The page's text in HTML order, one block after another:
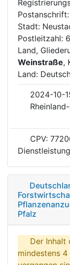
Stadt:
Postleitzahl:
Land,
Weinstraße,
Land:
2024-10-
CPV:
Pfalz
Der Inhalt
mindestens